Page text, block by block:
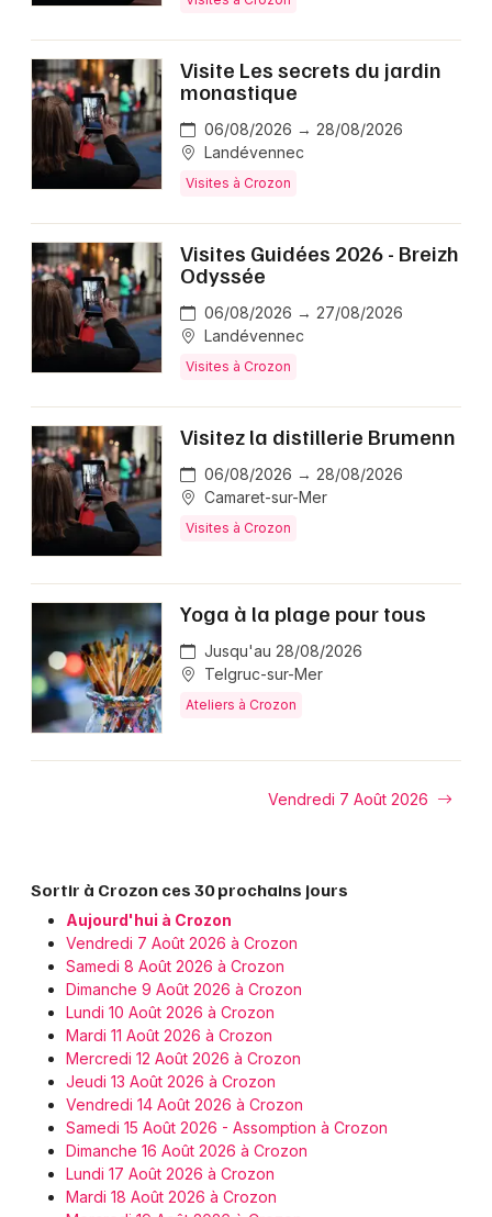
Visite Les secrets du jardin
monastique
06/08/2026 → 28/08/2026
Landévennec
Visites à Crozon
Visites Guidées​ 2026 - Breizh
Odyssée
06/08/2026 → 27/08/2026
Landévennec
Visites à Crozon
Visitez la distillerie Brumenn
06/08/2026 → 28/08/2026
Camaret-sur-Mer
Visites à Crozon
Yoga à la plage pour tous
Jusqu'au 28/08/2026
Telgruc-sur-Mer
Ateliers à Crozon
Vendredi 7 Août 2026
Sortir à Crozon ces 30 prochains jours
Aujourd'hui à Crozon
Vendredi 7 Août 2026 à Crozon
Samedi 8 Août 2026 à Crozon
Dimanche 9 Août 2026 à Crozon
Lundi 10 Août 2026 à Crozon
Mardi 11 Août 2026 à Crozon
Mercredi 12 Août 2026 à Crozon
Jeudi 13 Août 2026 à Crozon
Vendredi 14 Août 2026 à Crozon
Samedi 15 Août 2026 - Assomption à Crozon
Dimanche 16 Août 2026 à Crozon
Lundi 17 Août 2026 à Crozon
Mardi 18 Août 2026 à Crozon